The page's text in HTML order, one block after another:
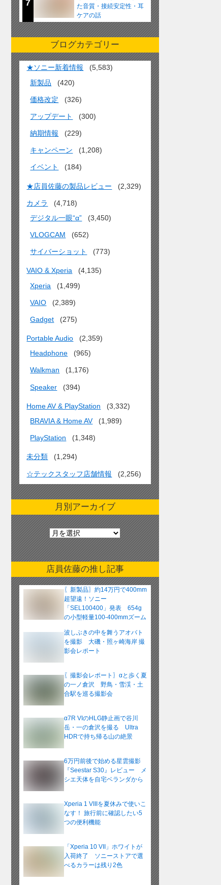
7
た音質・接続安定性・耳
ケアの話
ブログカテゴリー
★ソニー新着情報
(5,583)
新製品
(420)
価格改定 (326)
アップデート (300)
納期情報 (229)
キャンペーン (1,208)
イベント (184)
★店員佐藤の製品レビュー (2,329)
カメラ
(4,718)
デジタル一眼“α”
(3,450)
VLOGCAM (652)
サイバーショット (773)
VAIO & Xperia
(4,135)
Xperia
(1,499)
VAIO (2,389)
Gadget (275)
Portable Audio
(2,359)
Headphone
(965)
Walkman (1,176)
Speaker (394)
Home AV & PlayStation
(3,332)
BRAVIA & Home AV
(1,989)
PlayStation (1,348)
未分類 (1,294)
☆テックスタッフ店舗情報 (2,256)
月別アーカイブ
月
別
ア
ー
カ
イ
店員佐藤の推し記事
〖新製品〗約14万円で400mm
超望遠！ソニー
「SEL100400」発表 654g
の小型軽量100-400mmズーム
波しぶきの中を舞うアオバト
を撮影 大磯・照ヶ崎海岸 撮
影会レポート
〖撮影会レポート〗αと歩く夏
の一ノ倉沢 野鳥・雪渓・土
合駅を巡る撮影会
α7R VIのHLG静止画で谷川
岳・一の倉沢を撮る Ultra
HDRで持ち帰る山の絶景
6万円前後で始める星雲撮影
『Seestar S30』レビュー メ
シエ天体を自宅ベランダから
Xperia 1 VIIIを夏休みで使いこ
なす！ 旅行前に確認したい5
つの便利機能
「Xperia 10 VII」ホワイトが
入荷終了 ソニーストアで選
べるカラーは残り2色